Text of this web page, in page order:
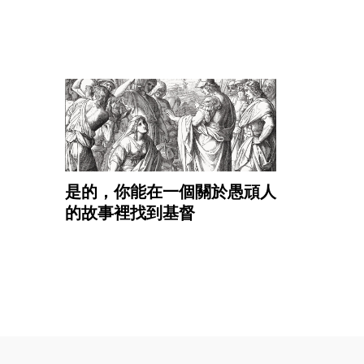
是的，你能在一個關於愚頑人
的故事裡找到基督